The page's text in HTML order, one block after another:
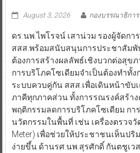
August 3, 2026 กองบรรณาธิการ
ดร.นพ.ไพโรจน์ เสาน่วม รองผู้จัดกา
สสส.พร้อมสนับสนุนการประชาสัม
ต้องการสร้างผลลัพธ์เชิงบวกต่อสุข
การบริโภคโซเดียมจำเป็นต้องทำทั้
ระบบควบคู่กัน สสส.เพื่อเดินหน้าขับ
ภาคีทุกภาคส่วน ทั้งการรณรงค์สร้า
พฤติกรรมลดการบริโภคโซเดียม ก
นวัตกรรมในพื้นที่ เช่น เครื่องตรวจวั
Meter) เพื่อช่วยให้ประชาชนเห็นป
ง่ายขึ้น ด้านรศ.นพ.สุรศักดิ์ กันตชูเว